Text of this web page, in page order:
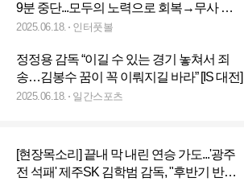
9분 중단...모두의 노력으로 회복→무사 귀
가
2025.06.18. 인터풋볼
정정용 감독 “이길 수 있는 경기 놓쳐서 죄
송…김봉수 꿈이 꼭 이뤄지길 바라” [IS 대전]
2025.06.18. 일간스포츠
[현장목소리] 끝내 막 내린 연승 가도...'광주
전 석패' 제주SK 김학범 감독, "후반기 반드